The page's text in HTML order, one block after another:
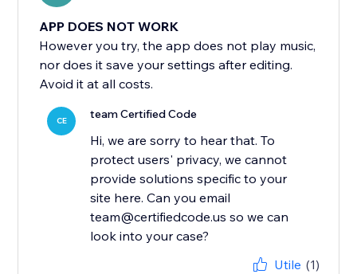
APP DOES NOT WORK
However you try, the app does not play music,
nor does it save your settings after editing.
Avoid it at all costs.
CE team Certified Code
Hi, we are sorry to hear that. To
protect users' privacy, we cannot
provide solutions specific to your
site here. Can you email
team@certifiedcode.us so we can
look into your case?
Utile (1)